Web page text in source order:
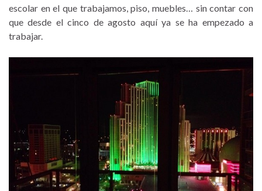
escolar en el que trabajamos, piso, muebles… sin contar con
que desde el cinco de agosto aquí ya se ha empezado a
trabajar.